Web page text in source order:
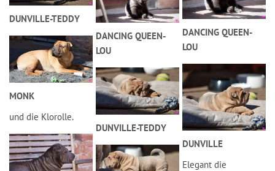
DUNVILLE-TEDDY
MONK
und die Klorolle.
DANCING QUEEN-
LOU
DUNVILLE-TEDDY
DANCING QUEEN-
LOU
DUNVILLE
Elegant die